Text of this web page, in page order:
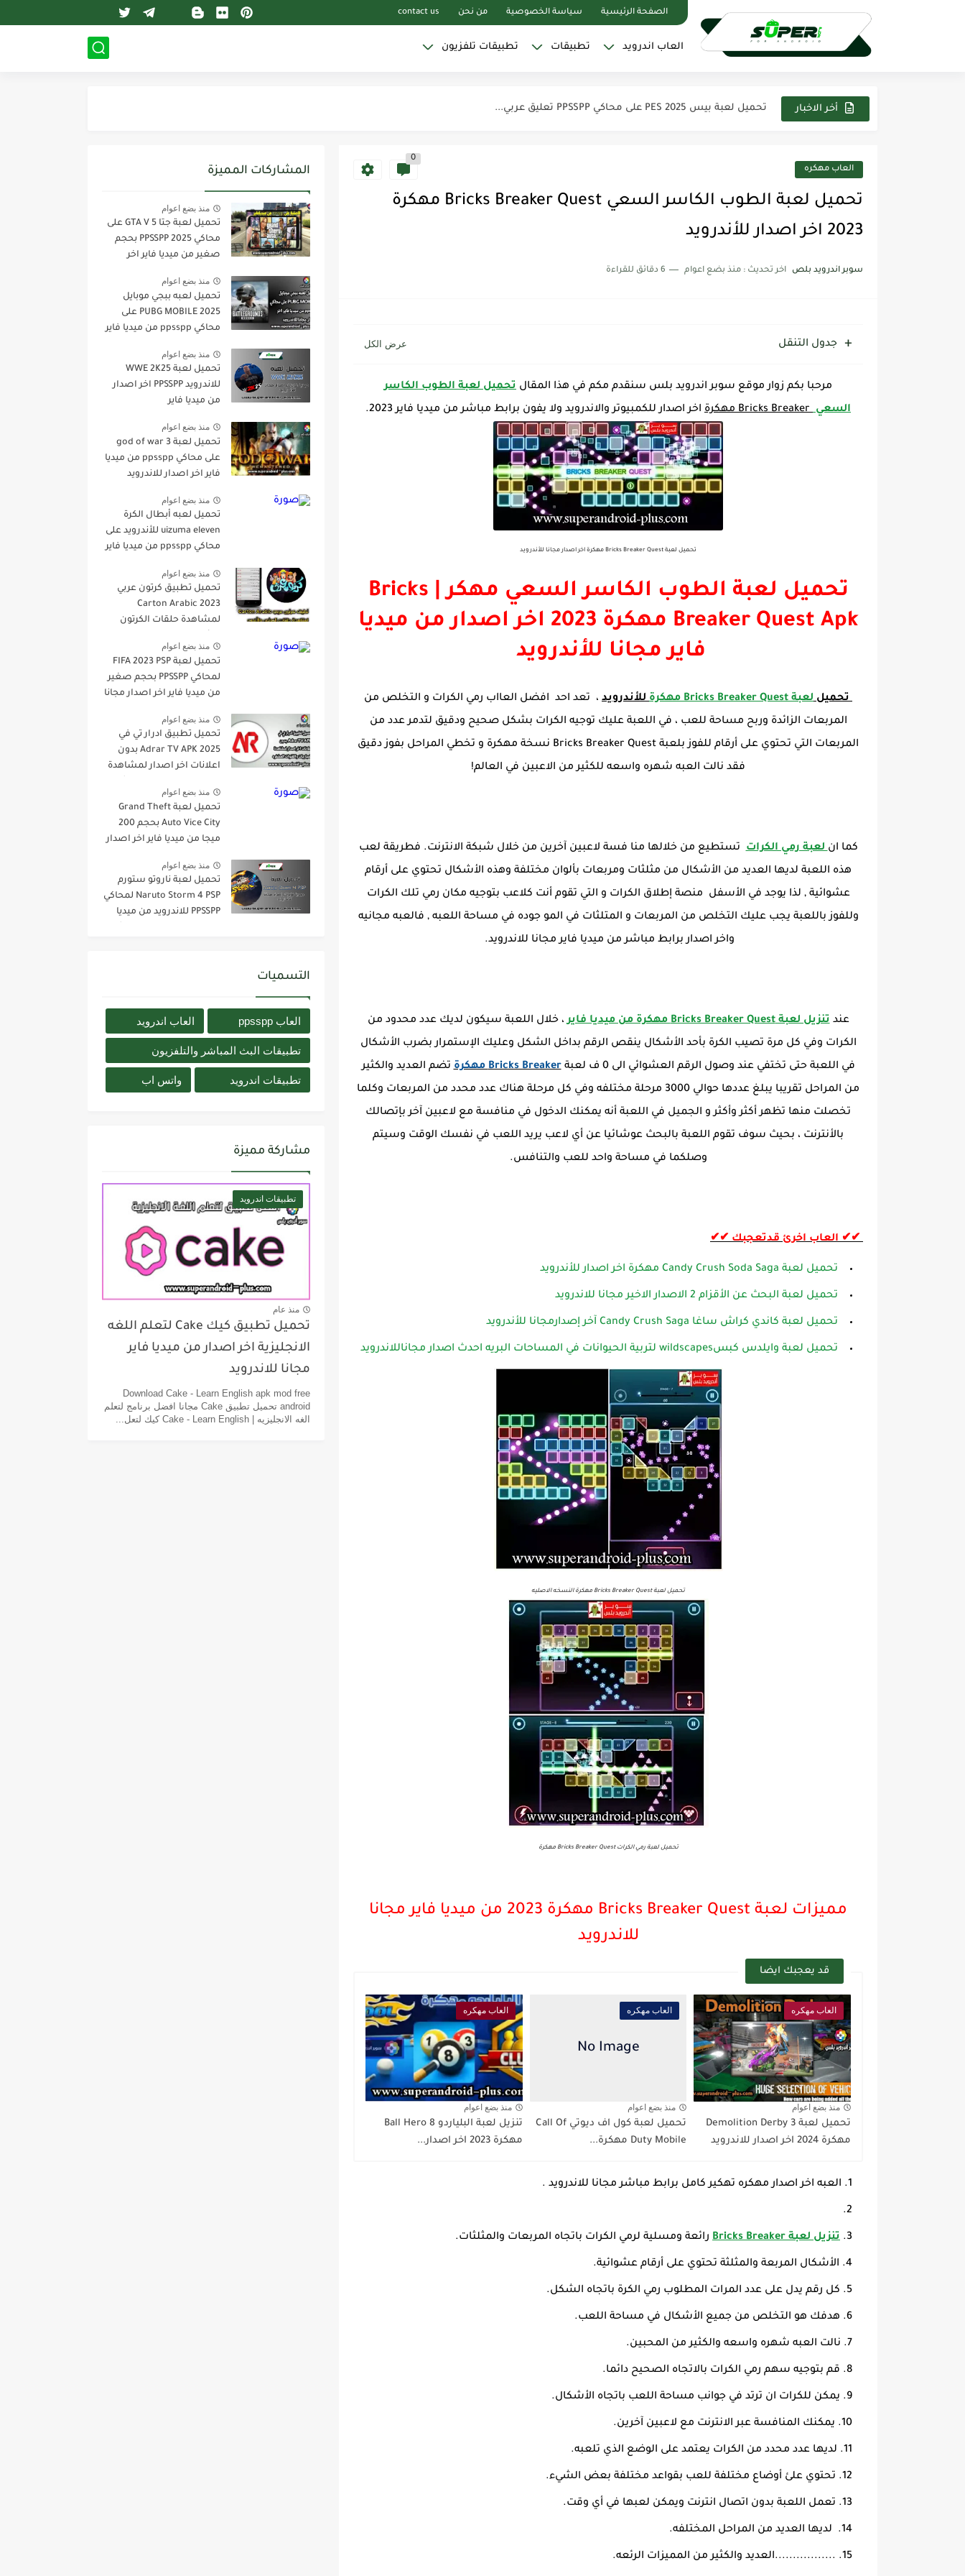
الصفحة الرئيسية سياسة الخصوصية من نحن contact us
العاب اندرويد تطبيقات تطبيقات تلفزيون
أخر الاخبار
تحميل تطبيق كيك Cake لتعلم اللغه الانجليزية اخر اصدار من...
تحميل لعبة بيس 2025 PES على محاكي PPSSPP تعليق عربي...
تحميل تطبيق بيكس لاب PixelLab مهكر 2025 اخر اصدار من...
تحميل لعبة ناروتو ستورم Naruto Storm 4 PSP لمحاكي PPSSPP...
العاب مهكره
0
تحميل لعبة الطوب الكاسر السعي Bricks Breaker Quest مهكرة
2023 اخر اصدار للأندرويد
سوبر اندرويد بلص اخر تحديث : منذ بضع اعوام 6 دقائق للقراءة
جدول التنقل
مرحبا بكم زوار موقع سوبر اندرويد بلس سنقدم مكم في هذا المقال تحميل لعبة الطوب الكاسر
السعي Bricks Breaker مهكرة اخر اصدار للكمبيوتر والاندرويد ولا يفون برابط مباشر من ميديا فاير 2023.
تحميل لعبة Bricks Breaker Quest مهكرة اخر اصدار مجانا للأندرويد
تحميل لعبة الطوب الكاسر السعي مهكر | Bricks
Breaker Quest Apk مهكرة 2023 اخر اصدار من ميديا
فاير مجانا للأندرويد
تحميللعبة Bricks Breaker Quest مهكرة للأندرويد ، تعد احد افضل العااب رمي الكرات و التخلص من
المربعات الزائدة وربح مساحة للعب ، في اللعبة عليك توجيه الكرات بشكل صحيح ودقيق لتدمر عدد من
المربعات التي تحتوي على أرقام للفوز بلعبة Bricks Breaker Quest نسخة مهكرة و تخطي المراحل بفوز دقيق
فقد نالت العبه شهره واسعه للكثير من الاعبين في العالم!
كما انلعبة رمي الكراتتستطيع من خلالها منا فسة لاعبين آخرين من خلال شبكة الانترنت. فطريقة لعب
هذه اللعبة لديها العديد من الأشكال من مثلثات ومربعات بألوان مختلفة وهذه الأشكال تحتوي على أرقام
عشوائية , لذا يوجد في الأسفل منصة إطلاق الكرات و التي تقوم أنت كلاعب بتوجيه مكان رمي تلك الكرات
وللفوز باللعبة يجب عليك التخلص من المربعات و المتلثات في المو جوده في مساحة اللعبه , فالعبه مجانيه
واخر اصدار برابط مباشر من ميديا فاير مجانا للاندرويد.
عندتنزيل لعبة Bricks Breaker Quest مهكرة من ميديا فاير
، خلال اللعبة سيكون لديك عدد محدود من
الكرات وفي كل مرة تصيب الكرة بأحد الأشكال ينقص الرقم بداخل الشكل وعليك الإستمرار بضرب الأشكال
في اللعبة حتى تختفي عند وصول الرقم العشوائي الى 0 ف لعبة
Bricks Breaker مهكرة
تضم العديد والكثير
من المراحل تقريبا يبلغ عددها حوالي 3000 مرحلة مختلفه وفي كل مرحلة هناك عدد محدد من المربعات وكلما
تخصلت منها تظهر أكثر وأكثر و الجميل في اللعبة أنه يمكنك الدخول في منافسة مع لاعبين آخر بإتصالك
بالأنترنت ، بحيث سوف تقوم اللعبة بالبحث عوشائيا عن أي لاعب يريد اللعب في نفسك الوقت وسيتم
وصلكما في مساحة واحد للعب والتنافس.
✔✔ العاب اخرئ قدتعجبك ✔✔
تحميل لعبة Candy Crush Soda Saga مهكرة اخر اصدار للأندرويد
تحميل لعبة البحث عن الأقزام 2 الاصدار الاخير مجانا للاندرويد
تحميل لعبة كاندي كراش ساغا Candy Crush Saga آخر إصدارمجانا للأندرويد
تحميل لعبة وايلدس كبسwildscapes لتربية الحيوانات في المساحات البريه احدث اصدار مجاناللاندرويد
تحميل لعبة Bricks Breaker Quest مهكرة النسخه الاصليه
تحميل لعبة رمي الكرات Bricks Breaker Quest مهكرة
مميزات لعبة Bricks Breaker Quest مهكرة 2023 من ميديا فاير مجانا
للاندرويد
قد يعجبك ايضا
العاب مهكره
منذ بضع اعوام
تحميل لعبة Demolition Derby 3
مهكرة 2024 اخر اصدار للاندرويد
العاب مهكره
منذ بضع اعوام
تحميل لعبة كول اف ديوتي Call Of
Duty Mobile مهكرة...
العاب مهكره
منذ بضع اعوام
تنزيل لعبة البلياردو 8 Ball Hero
مهكرة 2023 اخر اصدار...
العبه اخر اصدار مهكره تهكير كامل برابط مباشر مجانا للاندرويد .
تنزيل لعبة Bricks Breaker رائعة ومسلية لرمي الكرات باتجاه المربعات والمثلثات.
الأشكال المربعة والمثلثة تحتوي على أرقام عشوائية.
كل رقم يدل على عدد المرات المطلوب رمي الكرة باتجاه الشكل.
هدفك هو التخلص من جميع الأشكال في مساحة اللعب.
نالت العبه شهره واسعه والكثير من المحبين.
قم بتوجيه سهم رمي الكرات بالاتجاه الصحيح دائما.
يمكن للكرات ان ترتد في جوانب مساحة اللعب باتجاه الأشكال.
يمكنك المنافسة عبر الانترنت مع لاعبين آخرين.
لديها عدد محدد من الكرات يعتمد على الوضع الذي تلعبه.
تحتوي علئ أوضاع مختلفة للعب بقواعد مختلفة بعض الشيء.
تعمل اللعبة بدون اتصال انترنت ويمكن لعبها في أي وقت.
لديها العديد من المراحل المختلفه.
.................العديد والكثير من المميزات الرئعه.
المشاركات المميزة
منذ بضع اعوام
تحميل لعبة جتا 5 GTA V على
محاكي PPSSPP 2025 بحجم
صغير من ميديا فاير اخر
منذ بضع اعوام
تحميل لعبه ببجي موبايل
PUBG MOBILE 2025 على
محاكي ppsspp من ميديا فاير
منذ بضع اعوام
تحميل لعبة WWE 2K25
للاندرويد PPSSPP اخر اصدار
من ميديا فاير
منذ بضع اعوام
تحميل لعبة god of war 3
على محاكي ppsspp من ميديا
فاير اخر اصدار للاندرويد
منذ بضع اعوام
تحميل لعبه أبطال الكرة
uizuma eleven للأندرويد على
محاكي ppsspp من ميديا فاير
منذ بضع اعوام
تحميل تطبيق كرتون عربي
Carton Arabic 2023
لمشاهدة حلقات الكرتون
للاندرويد
منذ بضع اعوام
تحميل لعبة FIFA 2023 PSP
لمحاكي PPSSPP بحجم صغير
من ميديا فاير اخر اصدار مجانا
منذ بضع اعوام
تحميل تطبيق ادرار تي في
Adrar TV APK 2025 بدون
اعلانات اخر اصدار لمشاهدة
منذ بضع اعوام
تحميل لعبة Grand Theft
Auto Vice City بحجم 200
ميجا من ميديا فاير اخر اصدار
منذ بضع اعوام
تحميل لعبة ناروتو ستورم
Naruto Storm 4 PSP لمحاكي
PPSSPP للاندرويد من ميديا
التسميات
العاب ppsspp العاب اندرويد
تطبيقات البث المباشر والتلفزيون
تطبيقات اندرويد واتس اب
مشاركة مميزة
تطبيقات اندرويد
منذ عام
تحميل تطبيق كيك Cake لتعلم اللغه
الانجليزية اخر اصدار من ميديا فاير
مجانا للاندرويد
Download Cake - Learn English apk mod free
android تحميل تطبيق Cake مجانا افضل برنامج لتعلم
الغه الانجليزيه | Cake - Learn English كيك لتعل...